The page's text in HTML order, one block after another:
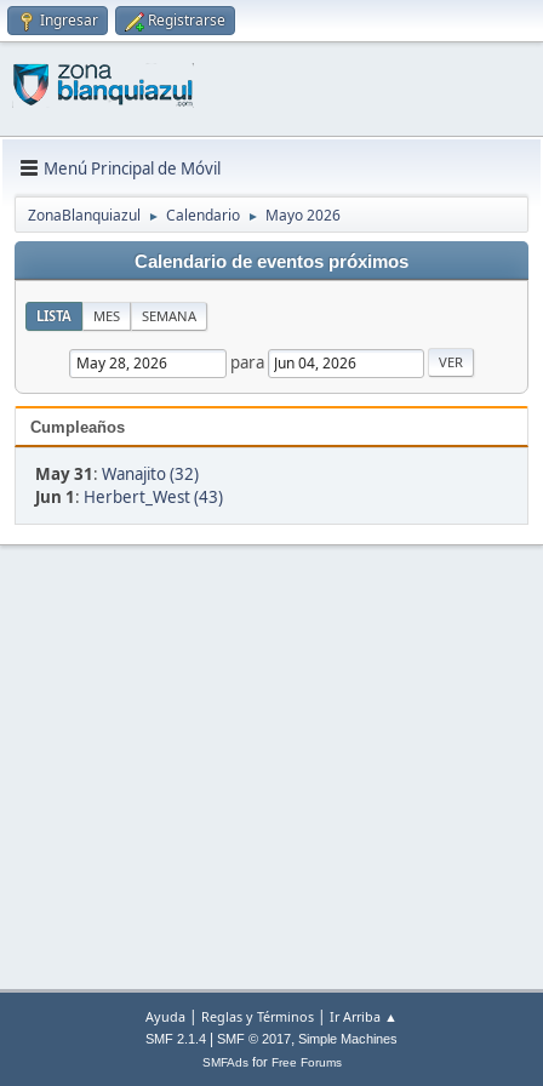
Ingresar Registrarse
Menú Principal de Móvil
ZonaBlanquiazul ► Calendario ► Mayo 2026
Calendario de eventos próximos
LISTA MES SEMANA
para
Cumpleaños
May 31: Wanajito (32)
Jun 1: Herbert_West (43)
Ayuda | Reglas y Términos | Ir Arriba ▲
SMF 2.1.4 SMF © 2017, Simple Machines
SMFAdsfor Free Forums